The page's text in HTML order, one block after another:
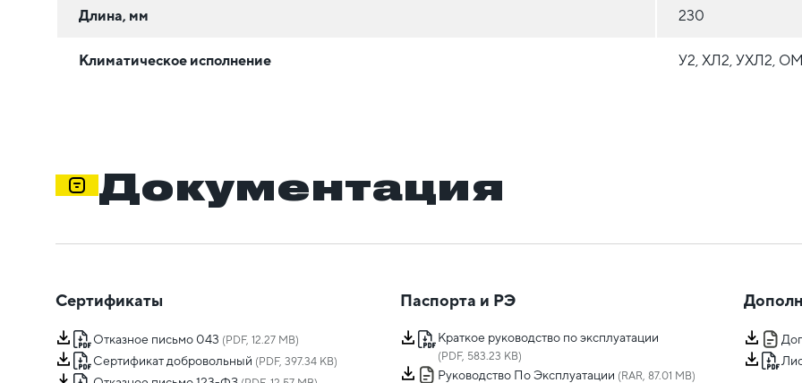
Длина, мм 230
Климатическое исполнение У2, ХЛ2, УХЛ2,
Документация
Сертификаты
Отказное письмо 043 (PDF, 12.27 MB)
Сертификат добровольный (PDF, 397.34 KB)
Паспорта и РЭ
Краткое руководство по эксплуатации
(PDF, 583.23 KB)
Руководство По Эксплуатации (RAR, 87.01 MB)